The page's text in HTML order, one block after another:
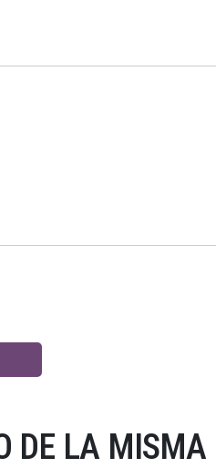
DE LA